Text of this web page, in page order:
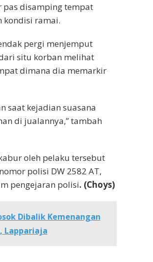
disamping tempat
kondisi ramai.
pergi menjemput
situ korban melihat
dimana dia memarkir
saat kejadian suasana
di jualannya,” tambah
oleh pelaku tersebut
polisi DW 2582 AT,
pengejaran polisi. (Choys)
Dibalik Kemenangan
Lappariaja